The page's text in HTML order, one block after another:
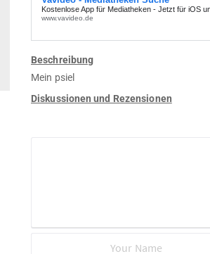
Beschreibung
Mein psiel
Diskussionen und Rezensionen